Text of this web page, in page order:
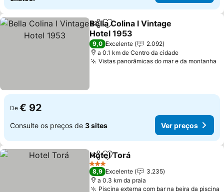
PartilharAdicionar aos favoritos
Bella Colina I Vintage
Hotel 1953
9,0 Excelente
2.092
a 0.1 km de Centro da cidade
Vistas panorâmicas do mar e da montanha
De € 92
Consulte os preços de 3 sites Ver preços
PartilharAdicionar aos favoritos
Hotel Torá
3 Estrelas
8,9 Excelente
3.235
a 0.3 km da praia
Piscina externa com bar na beira da piscina